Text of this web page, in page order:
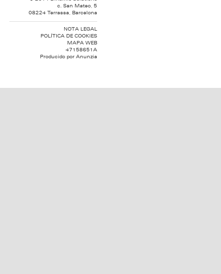
c. San Mateo, 5
08224 Terrassa, Barcelona
NOTA LEGAL
POLÍTICA DE COOKIES
MAPA WEB
47158651A
Producido por Anunzia